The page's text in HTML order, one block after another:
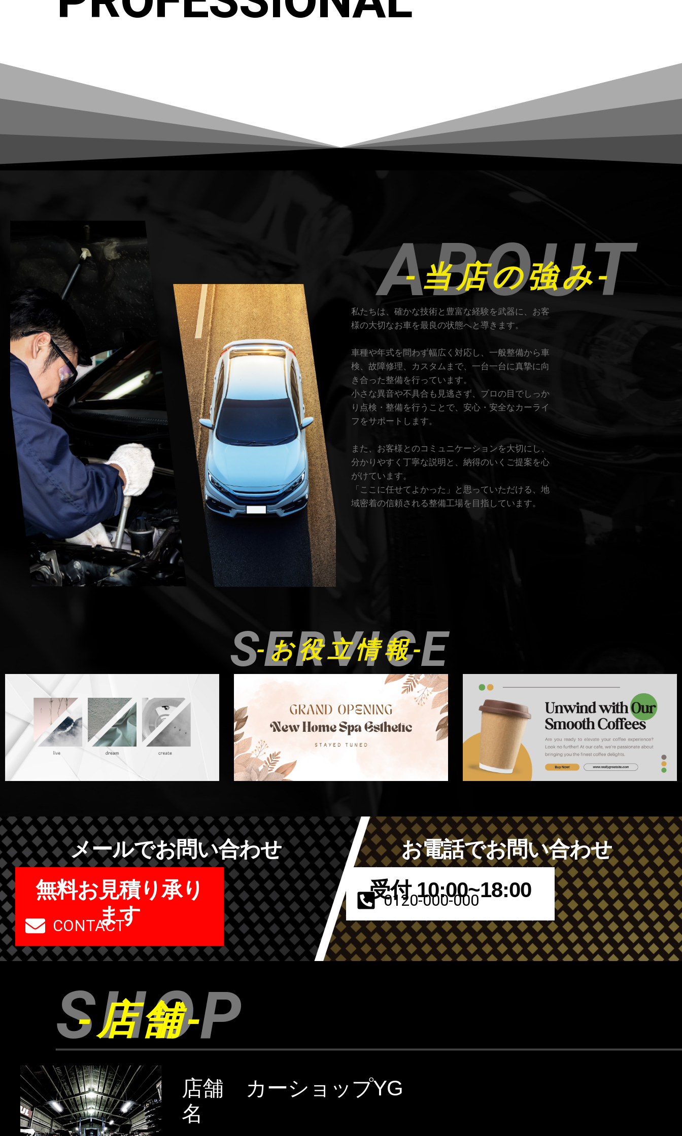
ABOUT
-当店の強み-
私たちは、確かな技術と豊富な経験を武器に、お客
様の大切なお車を最良の状態へと導きます。
車種や年式を問わず幅広く対応し、一般整備から車
検、故障修理、カスタムまで、一台一台に真摯に向
き合った整備を行っています。
小さな異音や不具合も見逃さず、プロの目でしっか
り点検・整備を行うことで、安心・安全なカーライ
フをサポートします。
また、お客様とのコミュニケーションを大切にし、
分かりやすく丁寧な説明と、納得のいくご提案を心
がけています。
「ここに任せてよかった」と思っていただける、地
域密着の信頼される整備工場を目指しています。
SERVICE
-お役立情報-
メールでお問い合わせ
無料お見積り承り
ます
CONTACT
お電話でお問い合わせ
受付 10:00~18:00
0120-000-000
SHOP
-店舗-
店舗
名
カーショップYG